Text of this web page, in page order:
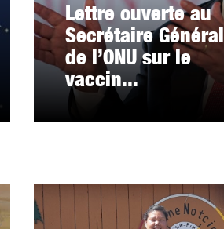
Lettre ouverte au
Secrétaire Général
de l’ONU sur le
vaccin...